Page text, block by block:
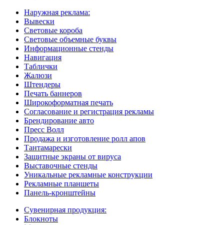
Наружная реклама:
Вывески
Световые короба
Световые объемные буквы
Информационные стенды
Навигация
Таблички
Жалюзи
Штендеры
Печать баннеров
Широкоформатная печать
Согласование и регистрация рекламы
Брендирование авто
Пресс Волл
Продажа и изготовление ролл апов
Тантамарески
Защитные экраны от вируса
Выставочные стенды
Уникальные рекламные конструкции
Рекламные планшеты
Панель-кронштейны
Сувенирная продукция:
Блокноты